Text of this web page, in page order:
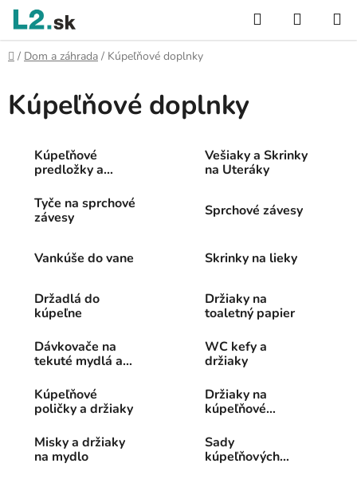
Prejsť
obsah
Hľadať
KOŠÍK
Domov
/ Dom a záhrada / Kúpeľňové doplnky
Kúpeľňové doplnky
Kúpeľňové
predložky a
Vešiaky a Skrinky
na Uteráky
Tyče na sprchové
závesy
Sprchové závesy
Vankúše do vane Skrinky na lieky
Držadlá do
kúpeľne
Držiaky na
toaletný papier
Dávkovače na
tekuté mydlá a
WC kefy a
držiaky
Kúpeľňové
poličky a držiaky
Držiaky na
kúpeľňové
Misky a držiaky
na mydlo
Sady
kúpeľňových